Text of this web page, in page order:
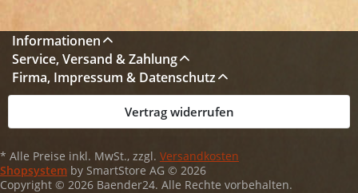
Informationen
Service, Versand & Zahlung
Firma, Impressum & Datenschutz
Vertrag widerrufen
* Alle Preise inkl. MwSt., zzgl. Versandkosten
Shopsystem by SmartStore AG © 2026
Copyright © 2026 Baender24. Alle Rechte vorbehalten.